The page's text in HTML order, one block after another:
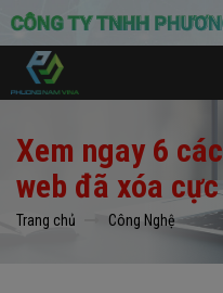
Xem ngay 6
web đã xóa
Trang chủ Công Nghệ